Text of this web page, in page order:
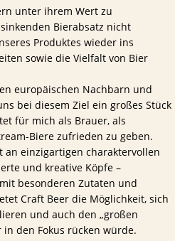
unter ihrem Wert zu
Bierabsatz nicht
Produktes wieder ins
sowie die Vielfalt von Bier
europäischen Nachbarn und
bei diesem Ziel ein großes Stück
für mich als Brauer, als
Biere zufrieden zu geben.
an einzigartigen charaktervollen
und kreative Köpfe –
besonderen Zutaten und
Craft Beer die Möglichkeit, sich
und auch den „großen
den Fokus rücken würde.